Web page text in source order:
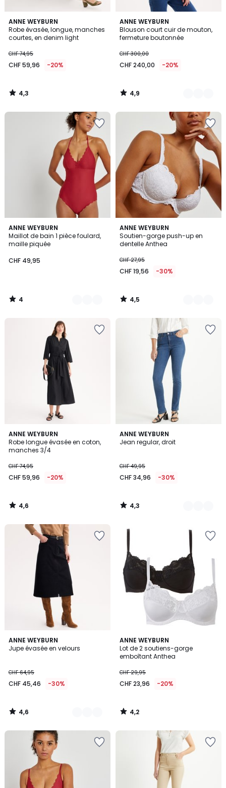
ANNE WEYBURN
Robe évasée, longue, manches
courtes, en denim light
CHF 74,95
CHF 59,96 -20%
4,3
/ 5
4,3
/
ANNE WEYBURN
Blouson court cuir de mouton,
fermeture boutonnée
CHF 300,00
CHF 240,00 -20%
4,9
/ 5
3
Couleurs
4,9
/
ANNE WEYBURN
Maillot de bain 1 pièce foulard,
maille piquée
CHF 49,95
4
/
5
2
Couleurs
4
/
ANNE WEYBURN
Soutien-gorge push-up en
dentelle Anthea
CHF 27,95
CHF 19,56 -30%
4,5
/ 5
3
Couleurs
4,5
/
ANNE WEYBURN
Robe longue évasée en coton,
manches 3/4
CHF 74,95
CHF 59,96 -20%
4,6
/ 5
4,6
/
ANNE WEYBURN
Jean regular, droit
CHF 49,95
CHF 34,96 -30%
4,3
/ 5
3
Couleurs
4,3
/
ANNE WEYBURN
Jupe évasée en velours
CHF 64,95
CHF 45,46 -30%
4,6
/ 5
2
Couleurs
4,6
/
ANNE WEYBURN
Lot de 2 soutiens-gorge
emboîtant Anthea
CHF 29,95
CHF 23,96 -20%
4,2
/ 5
4,2
/